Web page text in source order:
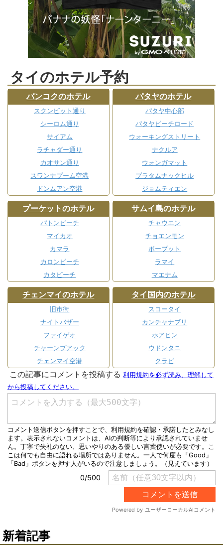
タイのホテル予約
バンコクのホテル
スクンビット通り
シーロム通り
サイアム
ラチャダー通り
カオサン通り
スワンナプーム空港
ドンムアン空港
パタヤのホテル
パタヤ中心部
パタヤビーチロード
ウォーキングストリート
ナクルア
ウォンガマット
プラタムナックヒル
ジョムティエン
プーケットのホテル
パトンビーチ
マイカオ
カマラ
カロンビーチ
カタビーチ
サムイ島のホテル
チャウエン
チョエンモン
ボープット
ラマイ
マエナム
チェンマイのホテル
旧市街
ナイトバザー
ファイゲオ
チャーンプアック
チェンマイ空港
タイ国内のホテル
スコータイ
カンチャナブリ
ホアヒン
ウドンタニ
クラビ
新着記事